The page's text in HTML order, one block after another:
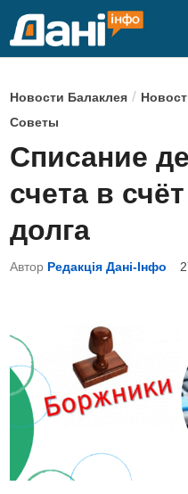
О
п
у
б
л
и
к
о
н
о
в
Новости Балаклея /
Советы
Списание
счета в
долга
Автор Редакція Дані-Інфо